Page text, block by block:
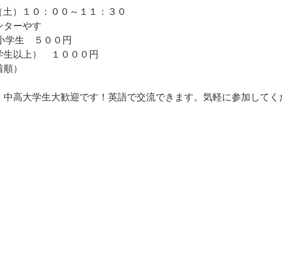
）１０：００～１１：３０
ターやす
学生　５００円
）　１０００円
）
中高大学生大歓迎です！英語で交流できます。気軽に参加してく